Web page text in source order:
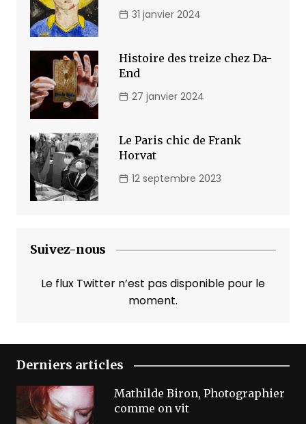
31 janvier 2024
Histoire des treize chez Da-
End
27 janvier 2024
Le Paris chic de Frank
Horvat
12 septembre 2023
Suivez-nous
Le flux Twitter n’est pas disponible pour le
moment.
Derniers articles
Mathilde Biron, Photographier
comme on vit